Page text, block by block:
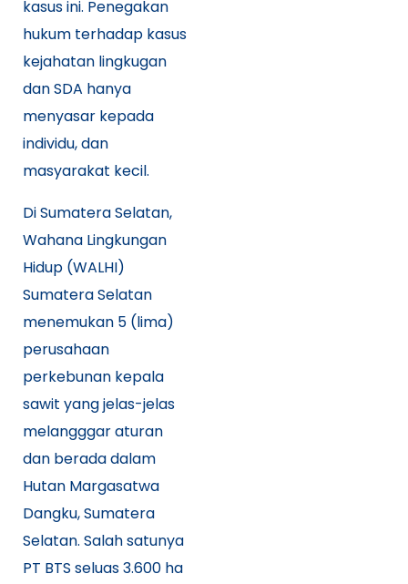
kasus ini. Penegakan
hukum terhadap kasus
kejahatan lingkugan
dan SDA hanya
menyasar kepada
individu, dan
masyarakat kecil.
Di Sumatera Selatan,
Wahana Lingkungan
Hidup (WALHI)
Sumatera Selatan
menemukan 5 (lima)
perusahaan
perkebunan kepala
sawit yang jelas-jelas
melangggar aturan
dan berada dalam
Hutan Margasatwa
Dangku, Sumatera
Selatan. Salah satunya
PT BTS seluas 3.600 ha